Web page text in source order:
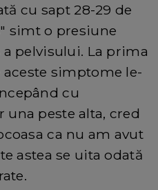
cu sapt 28-29 de
simt o presiune
pelvisului. La prima
simptome le-
cu
una peste alta, cred
ca nu am avut
astea se uita odată